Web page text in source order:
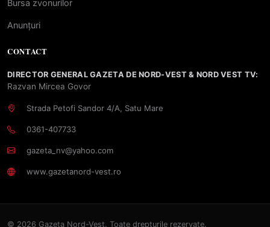
Bursa zvonurilor
Anunțuri
CONTACT
DIRECTOR GENERAL GAZETA DE NORD-VEST & NORD VEST TV:
Razvan Mircea Govor
Strada Petofi Sandor 4/A, Satu Mare
0361-407733
gazeta_nv@yahoo.com
www.gazetanord-vest.ro
© 2026 Gazeta Nord-Vest. Toate drepturile rezervate.